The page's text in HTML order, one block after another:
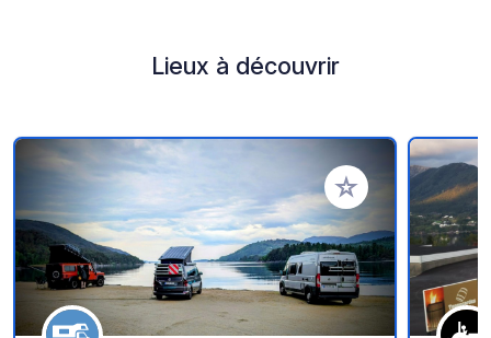
Lieux à découvrir
Ajouter à vos